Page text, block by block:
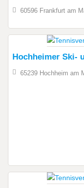
60596 Frankfurt am
Hochheimer Ski-
65239 Hochheim am